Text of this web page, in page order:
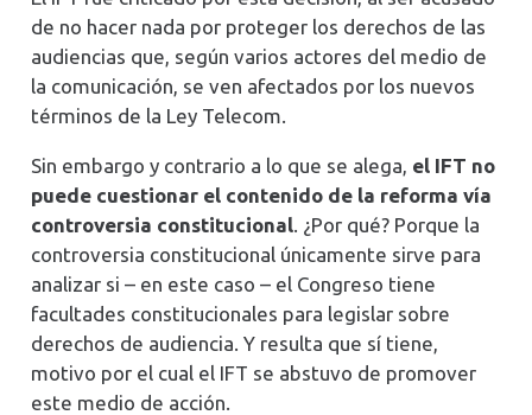
de no hacer nada por proteger los derechos de las
audiencias que, según varios actores del medio de
la comunicación, se ven afectados por los nuevos
términos de la Ley Telecom.
Sin embargo y contrario a lo que se alega, el IFT no
puede cuestionar el contenido de la reforma vía
controversia constitucional. ¿Por qué? Porque la
controversia constitucional únicamente sirve para
analizar si – en este caso – el Congreso tiene
facultades constitucionales para legislar sobre
derechos de audiencia. Y resulta que sí tiene,
motivo por el cual el IFT se abstuvo de promover
este medio de acción.